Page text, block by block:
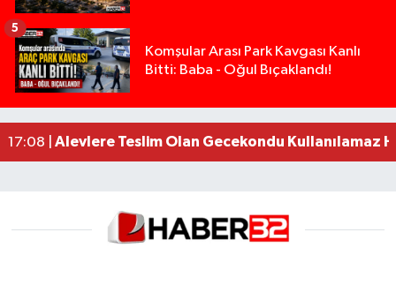
Komşular Arası Park Kavgası Kanlı
Bitti: Baba - Oğul Bıçaklandı!
5
09:47 |Tarsus'ta silahlı kavga: Kuzenlerden biri öldü,
09:43 |Milyonluk miras kavgasında anne-kız yüzleşti:
19:36 |Isparta’da Silah Operasyonu: 165 Tabanca Ele
17:08 | Alevlere Teslim Olan Gecekondu Kullanılamaz